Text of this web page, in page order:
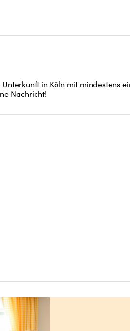
in Köln mit mindestens
Nachricht!